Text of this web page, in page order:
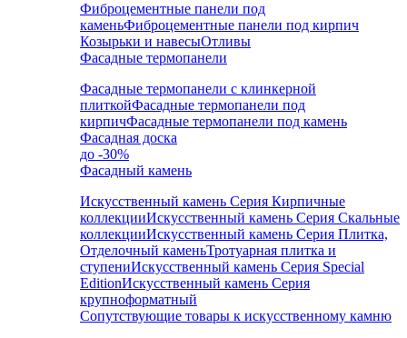
Фиброцементные панели под
каменьФиброцементные панели под кирпич
Козырьки и навесыОтливы
Фасадные термопанели
Фасадные термопанели с клинкерной
плиткойФасадные термопанели под
кирпичФасадные термопанели под камень
Фасадная доска
до -30%
Фасадный камень
Искусственный камень Серия Кирпичные
коллекцииИскусственный камень Серия Скальные
коллекцииИскусственный камень Серия Плитка,
Отделочный каменьТротуарная плитка и
ступениИскусственный камень Серия Special
EditionИскусственный камень Серия
крупноформатный
Сопутствующие товары к искусственному камню